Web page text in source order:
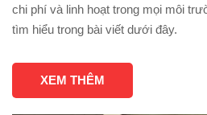
chi phí và linh hoạt trong mọi môi
tìm hiểu trong bài viết dưới đây.
XEM THÊM